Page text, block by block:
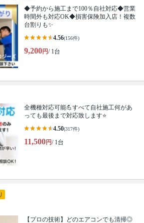
◆予約から施工まで100％自社対応◆営業
時間外も対応OK◆損害保険加入店！複数
台割りも✨
4.56(156件)
9,200円/ 1台
全機種対応可能💪すべて自社施工何があ
っても最後まで対応致します⭐
4.50(317件)
11,500円/ 1台
【プロの技術】どのエアコンでも清掃◎